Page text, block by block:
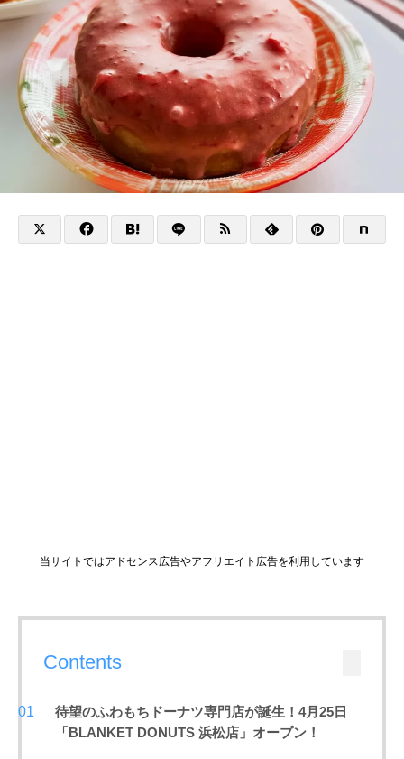
当サイトではアドセンス広告やアフリエイト広告を利用しています
Contents
待望のふわもちドーナツ専門店が誕生！4月25日
「BLANKET DONUTS 浜松店」オープン！